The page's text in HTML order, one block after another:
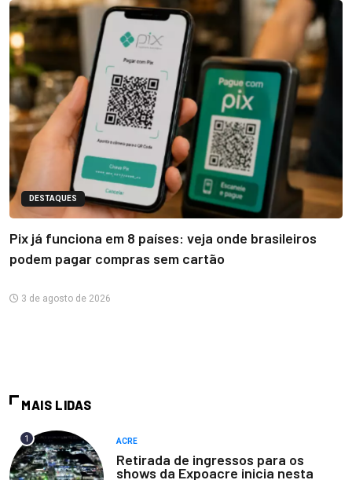
DESTAQUES
Pix já funciona em 8 países: veja onde brasileiros
podem pagar compras sem cartão
3 de agosto de 2026
MAIS LIDAS
1 ACRE
Retirada de ingressos para os
shows da Expoacre inicia nesta